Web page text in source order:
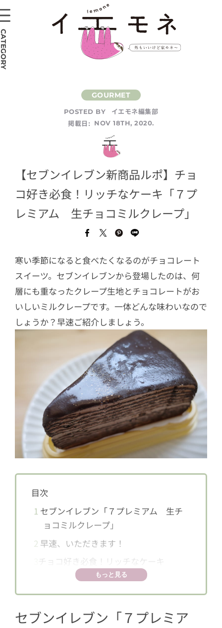
POSTED BY
イエモネ編集部
掲載日:
NOV 18TH, 2020.
【セブンイレブン新商品ルポ】チョ
コ好き必食！リッチなケーキ「７プ
レミアム 生チョコミルクレープ」
寒い季節になると食べたくなるのがチョコレート
スイーツ。セブンイレブンから登場したのは、何
層にも重なったクレープ生地とチョコレートがお
いしいミルクレープです。一体どんな味わいなので
しょうか？早速ご紹介しましょう。
目次
1 セブンイレブン「７プレミアム 生チ
ョコミルクレープ」
2 早速、いただきます！
チョコ好き必食！リッチなケーキ
もっと見る
セブンイレブン「７プレミア